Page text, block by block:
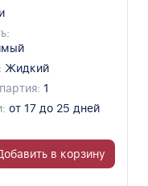
Жидкий
1
от 17 до 25 дней
в корзину